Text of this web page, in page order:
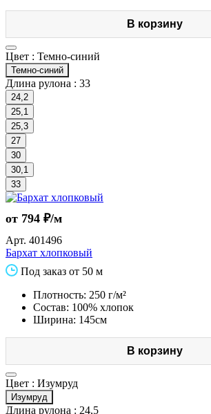
В корзину
Цвет : Темно-синий
Темно-синий
Длина рулона : 33
24,2
25,1
25,3
27
30
30,1
33
от 794 ₽/м
Арт. 401496
Бархат хлопковый
Под заказ от 50 м
Плотность: 250 г/м²
Состав: 100% хлопок
Ширина: 145см
В корзину
Цвет : Изумруд
Изумруд
Длина рулона : 24,5